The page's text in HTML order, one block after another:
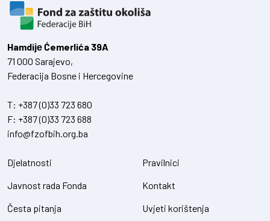
Hamdiје Ćemerlića 39A
71 000 Sarajevo,
Federacija Bosne i Hercegovine
T: +387 (0)33 723 680
F: +387 (0)33 723 688
info@fzofbih.org.ba
Djelatnosti
Javnost rada Fonda
Česta pitanja
Pravilnici
Kontakt
Uvjeti korištenja